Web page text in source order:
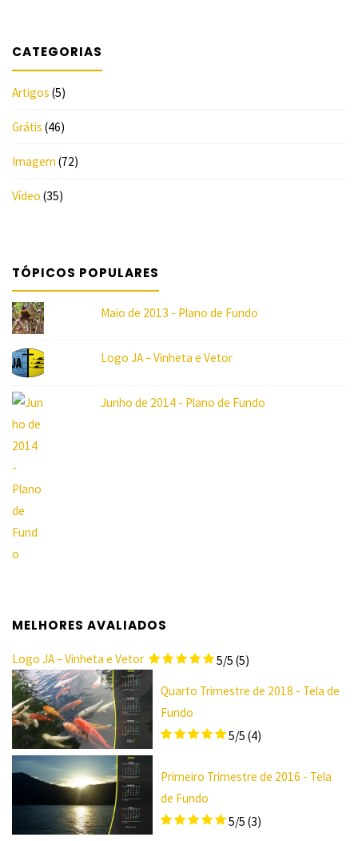
CATEGORIAS
Artigos (5)
Grátis (46)
Imagem (72)
Vídeo (35)
TÓPICOS POPULARES
Maio de 2013 - Plano de Fundo
Logo JA – Vinheta e Vetor
Junho de 2014 - Plano de Fundo
MELHORES AVALIADOS
Logo JA – Vinheta e Vetor 5/5 (5)
Quarto Trimestre de 2018 - Tela de
Fundo
5/5 (4)
Primeiro Trimestre de 2016 - Tela
de Fundo
5/5 (3)